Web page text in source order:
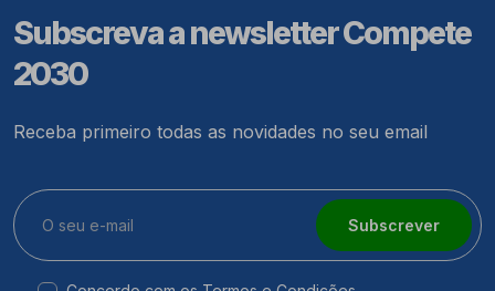
Subscreva a newsletter Compete
2030
Receba primeiro todas as novidades no seu email
Subscrever